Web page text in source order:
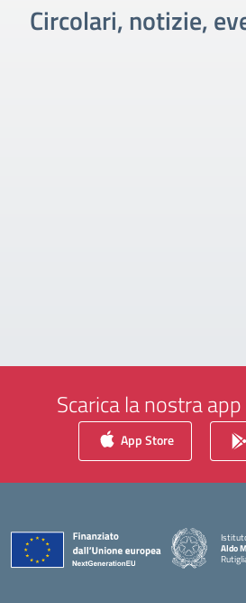
Circolari, notizie,
Scarica la nostra
App Store
Aldo
—